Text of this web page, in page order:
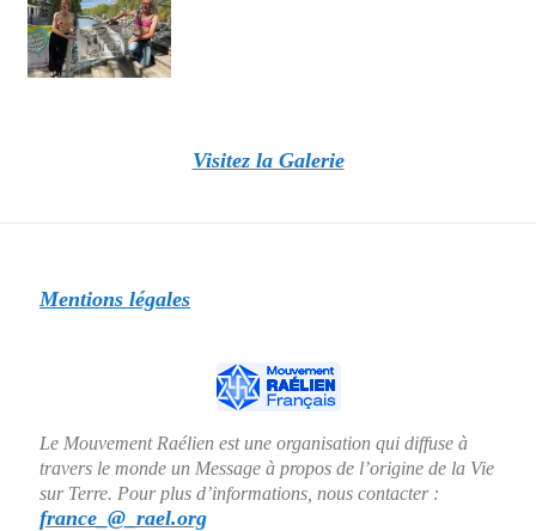
Visitez la Galerie
Mentions légales
Le Mouvement Raélien est une organisation qui diffuse à
travers le monde un Message à propos de l’origine de la Vie
sur Terre. Pour plus d’informations, nous contacter :
france_@_rael.org